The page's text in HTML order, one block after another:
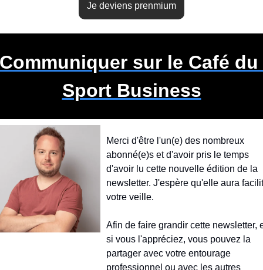
Je deviens prenmium
Communiquer sur le Café du
Sport Business
Merci d'être l'un(e) des nombreux
abonné(e)s et d'avoir pris le temps
d'avoir lu cette nouvelle édition de la
newsletter. J'espère qu'elle aura
votre veille.
Afin de faire grandir cette newsletter,
si vous l'appréciez, vous pouvez la
partager avec votre entourage
professionnel ou avec les autres